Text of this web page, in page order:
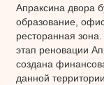
Апраксина двора
образование,
ресторанная
этап реновации
создана
данной